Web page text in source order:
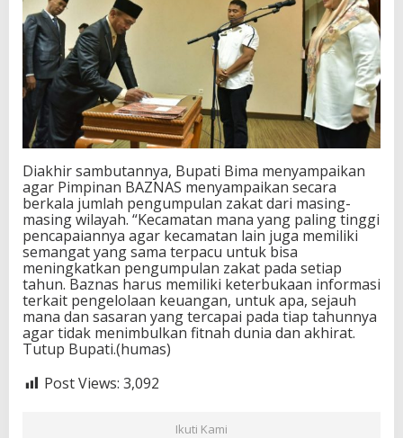
Diakhir sambutannya, Bupati Bima menyampaikan
agar Pimpinan BAZNAS menyampaikan secara
berkala jumlah pengumpulan zakat dari masing-
masing wilayah. “Kecamatan mana yang paling tinggi
pencapaiannya agar kecamatan lain juga memiliki
semangat yang sama terpacu untuk bisa
meningkatkan pengumpulan zakat pada setiap
tahun. Baznas harus memiliki keterbukaan informasi
terkait pengelolaan keuangan, untuk apa, sejauh
mana dan sasaran yang tercapai pada tiap tahunnya
agar tidak menimbulkan fitnah dunia dan akhirat.
Tutup Bupati.(humas)
Post Views: 3,092
Ikuti Kami